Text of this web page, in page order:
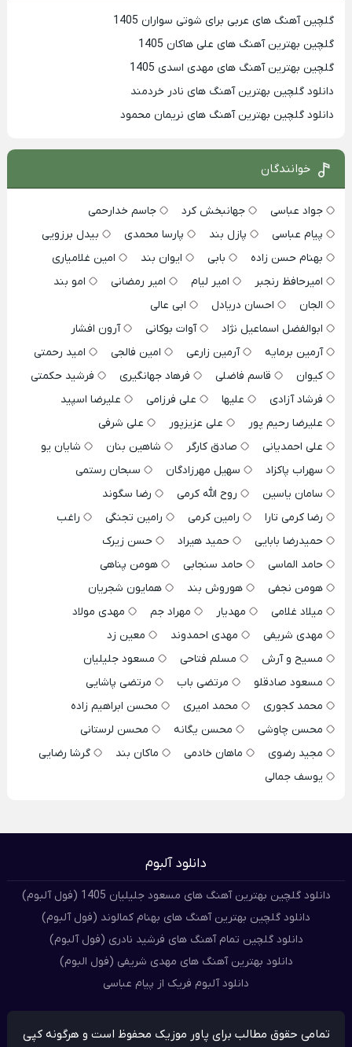
گلچین آهنگ های عربی برای شوتی سواران 1405
گلچین بهترين آهنگ های علی هاکان 1405
گلچین بهترین آهنگ های مهدی اسدی 1405
دانلود گلچین بهترین آهنگ های نادر خردمند
دانلود گلچین بهترین آهنگ های نریمان محمود
خوانندگان
جواد عباسی جهانبخش کرد
جاسم خدارحمی
پیام عباسی
پازل بند پارسا محمدی
بیدل برزویی
بهنام حسن زاده
بابی ایوان بند
امین غلامیاری
امیرحافظ رنجبر
امیر لیام امیر رمضانی
امو بند
الجان
احسان دریادل
ابی عالی
ابوالفضل اسماعیل نژاد
آوات بوکانی
آرون افشار
آرمین برمایه
آرمین زارعی امین فالجی
امید رحمتی
کیوان
قاسم فاضلی فرهاد جهانگیری
فرشید حکمتی
فرشاد آزادی
علیها علی فرزامی
علیرضا اسپید
علیرضا رحیم پور
علی عزیزپور
علی شرفی
علی احمدیانی
صادق کارگر شاهین بنان
شایان یو
سهراب پاکزاد
سهیل مهرزادگان
سبحان رستمی
سامان یاسین
روح الله کرمی
رضا سگوند
رضا کرمی تارا
رامین کرمی رامین تجنگی
راغب
حمیدرضا بابایی
حمید هیراد
حسن زیرک
حامد الماسی
حامد سنجابی
هومن پناهی
هومن نجفی
هوروش بند
همایون شجریان
میلاد غلامی
مهدیار مهراد جم
مهدی مولاد
مهدی شریفی
مهدی احمدوند
معین زد
مسیح و آرش
مسلم فتاحی
مسعود جلیلیان
مسعود صادقلو
مرتضی باب
مرتضی پاشایی
محمد کجوری
محمد امیری
محسن ابراهیم زاده
محسن چاوشی
محسن یگانه
محسن لرستانی
مجید رضوی
ماهان خادمی ماکان بند
گرشا رضایی
یوسف جمالی
دانلود آلبوم
دانلود گلچین بهترین آهنگ های مسعود جلیلیان 1405 (فول آلبوم)
دانلود گلچین بهترین آهنگ های بهنام کمالوند (فول آلبوم)
دانلود گلچین تمام آهنگ های فرشید نادری (فول آلبوم)
دانلود بهترین آهنگ های مهدی شریفی (فول البوم)
دانلود آلبوم فریک از پیام عباسی
تمامی حقوق مطالب برای پاور موزیک محفوظ است و هرگونه کپی